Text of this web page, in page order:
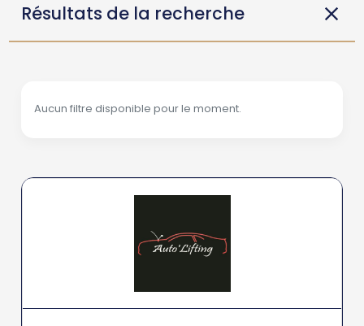
Résultats de la recherche
Aucun filtre disponible pour le moment.